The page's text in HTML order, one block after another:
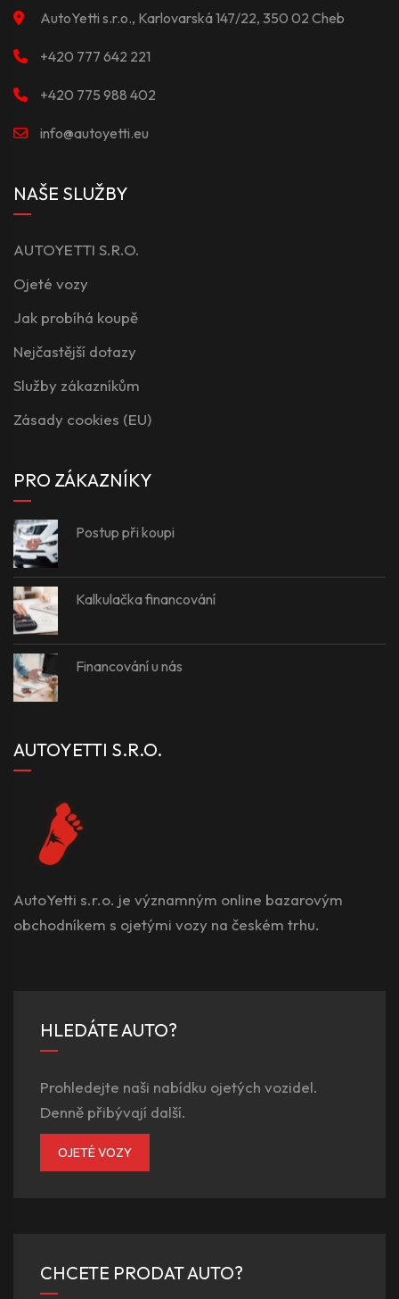
AutoYetti s.r.o., Karlovarská 147/22, 350 02 Cheb
+420 777 642 221
+420 775 988 402
info@autoyetti.eu
NAŠE SLUŽBY
AUTOYETTI S.R.O.
Ojeté vozy
Jak probíhá koupě
Nejčastější dotazy
Služby zákazníkům
Zásady cookies (EU)
PRO ZÁKAZNÍKY
Postup při koupi
Kalkulačka financování
Financování u nás
AUTOYETTI S.R.O.
AutoYetti s.r.o. je významným online bazarovým
obchodníkem s ojetými vozy na českém trhu.
HLEDÁTE AUTO?
Prohledejte naši nabídku ojetých vozidel.
Denně přibývají další.
OJETÉ VOZY
CHCETE PRODAT AUTO?